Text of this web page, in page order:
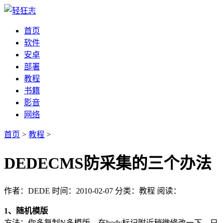
首页
软件
安卓
部署
教程
书籍
影音
网络
首页 > 教程 >
DEDECMS防采集的三个办法
作者：DEDE 时间：2010-02-07 分类：教程 阅读：
1、随机模版